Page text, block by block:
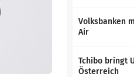
Volksbanken
Air
Tchibo bringt
Österreich